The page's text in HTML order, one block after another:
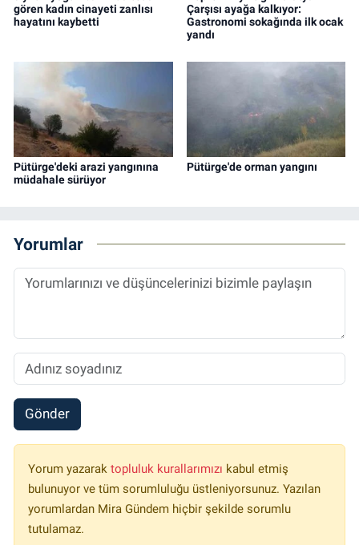
gören kadın cinayeti zanlısı
hayatını kaybetti
Çarşısı ayağa kalkıyor:
Gastronomi sokağında ilk ocak
yandı
Pütürge'deki arazi yangınına
müdahale sürüyor
Pütürge'de orman yangını
Yorumlar
Gönder
Yorum yazarak topluluk kurallarımızı kabul etmiş
bulunuyor ve tüm sorumluluğu üstleniyorsunuz. Yazılan
yorumlardan Mira Gündem hiçbir şekilde sorumlu
tutulamaz.